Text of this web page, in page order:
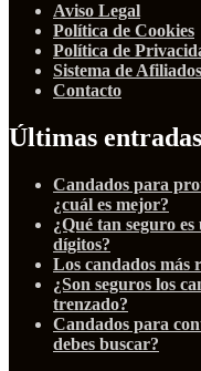
Aviso Legal
Política de Cookies
Política de
Sistema de
Contacto
Últimas entradas
Candados para
¿cuál es mejor?
¿Qué tan seguro
dígitos?
Los candados más
¿Son seguros los
trenzado?
Candados para
debes buscar?